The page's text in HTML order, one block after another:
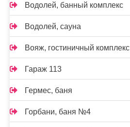
Водолей, банный комплекс
Водолей, сауна
Вояж, гостиничный комплекс
Гараж 113
Гермес, баня
Горбани, баня №4